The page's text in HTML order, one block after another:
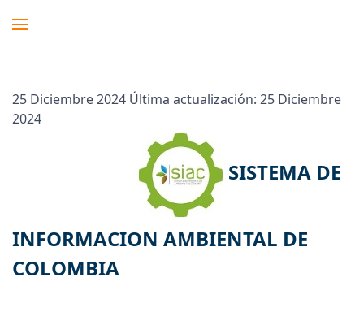
25 Diciembre 2024 Última actualización: 25 Diciembre
2024
SISTEMA DE
INFORMACION AMBIENTAL DE
COLOMBIA